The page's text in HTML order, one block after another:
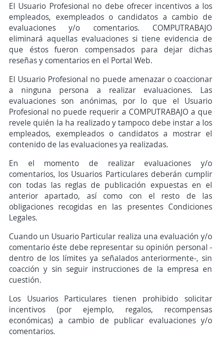
El Usuario Profesional no debe ofrecer incentivos a los
empleados, exempleados o candidatos a cambio de
evaluaciones y/o comentarios. COMPUTRABAJO
eliminará aquellas evaluaciones si tiene evidencia de
que éstos fueron compensados para dejar dichas
reseñas y comentarios en el Portal Web.
El Usuario Profesional no puede amenazar o coaccionar
a ninguna persona a realizar evaluaciones. Las
evaluaciones son anónimas, por lo que el Usuario
Profesional no puede requerir a COMPUTRABAJO a que
revele quién la ha realizado y tampoco debe instar a los
empleados, exempleados o candidatos a mostrar el
contenido de las evaluaciones ya realizadas.
En el momento de realizar evaluaciones y/o
comentarios, los Usuarios Particulares deberán cumplir
con todas las reglas de publicación expuestas en el
anterior apartado, así como con el resto de las
obligaciones recogidas en las presentes Condiciones
Legales.
Cuando un Usuario Particular realiza una evaluación y/o
comentario éste debe representar su opinión personal -
dentro de los límites ya señalados anteriormente-, sin
coacción y sin seguir instrucciones de la empresa en
cuestión.
Los Usuarios Particulares tienen prohibido solicitar
incentivos (por ejemplo, regalos, recompensas
económicas) a cambio de publicar evaluaciones y/o
comentarios.